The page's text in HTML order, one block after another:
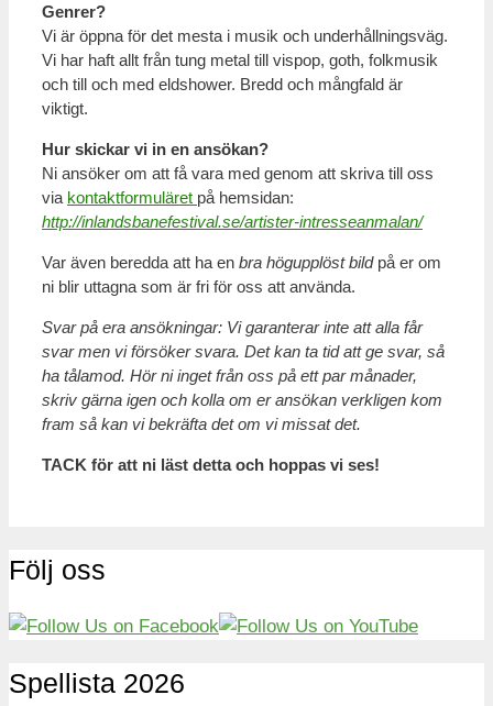
Genrer?
Vi är öppna för det mesta i musik och underhållningsväg.
Vi har haft allt från tung metal till vispop, goth, folkmusik
och till och med eldshower. Bredd och mångfald är
viktigt.
Hur skickar vi in en ansökan?
Ni ansöker om att få vara med genom att skriva till oss
via kontaktformuläret på hemsidan:
http://inlandsbanefestival.se/artister-intresseanmalan/
Var även beredda att ha en bra högupplöst bildpå er om
ni blir uttagna som är fri för oss att använda.
Svar på era ansökningar: Vi garanterar inte att alla får
svar men vi försöker svara. Det kan ta tid att ge svar, så
ha tålamod. Hör ni inget från oss på ett par månader,
skriv gärna igen och kolla om er ansökan verkligen kom
fram så kan vi bekräfta det om vi missat det.
TACK för att ni läst detta och hoppas vi ses!
Följ oss
Spellista 2026